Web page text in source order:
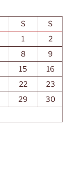
S
S
1
2
8
9
15
16
22
23
29
30